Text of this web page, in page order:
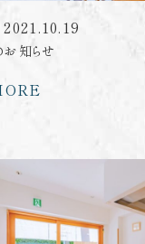
2021.10.19
知らせ